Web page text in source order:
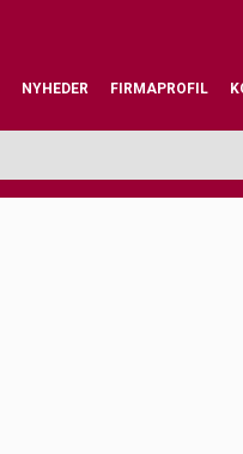
NYHEDER FIRMAPROFIL